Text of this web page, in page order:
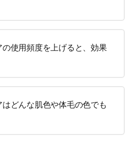
使用頻度を上げると、効果
どんな肌色や体毛の色でも